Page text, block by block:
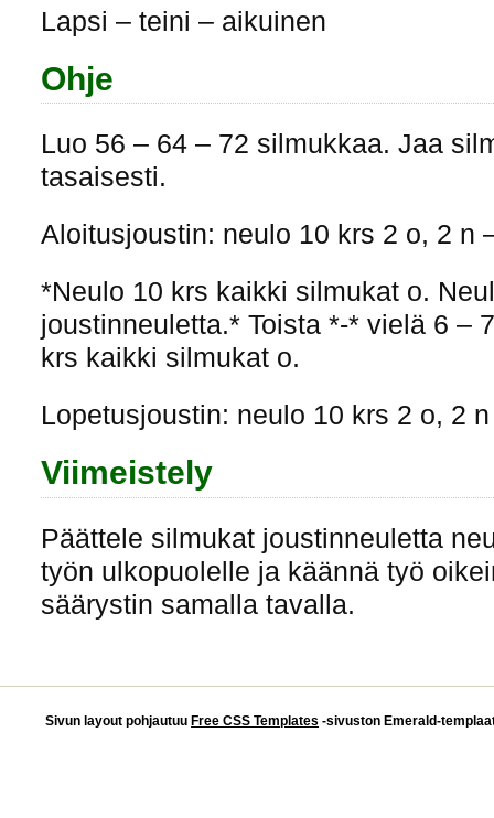
Lapsi – teini – aikuinen
Ohje
Luo 56 – 64 – 72 silmukkaa. Jaa
tasaisesti.
Aloitusjoustin: neulo 10 krs 2 o, 2 n
*Neulo 10 krs kaikki silmukat o.
joustinneuletta.* Toista *-* vielä 6 –
krs kaikki silmukat o.
Lopetusjoustin: neulo 10 krs 2 o, 2
Viimeistely
Päättele silmukat joustinneuletta
työn ulkopuolelle ja käännä työ
säärystin samalla tavalla.
Sivun layout pohjautuuFree CSS Templates -sivuston Emerald-